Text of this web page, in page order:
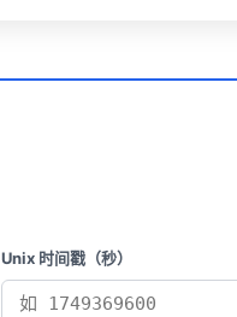
Unix 时间戳（秒）